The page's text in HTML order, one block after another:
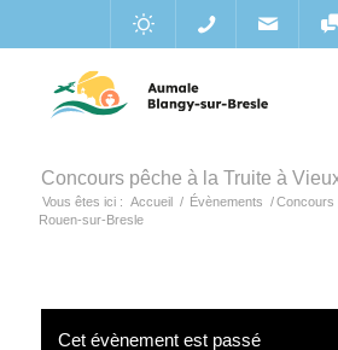
Concours pêche à la Truite à
Vous êtes ici : Accueil / Évènements / Concours
Rouen-sur-Bresle
Cet évènement est passé